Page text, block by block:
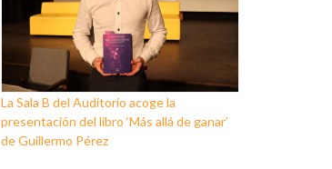
La Sala B del Auditorio acoge la
presentación del libro ‘Más allá de ganar’
de Guillermo Pérez